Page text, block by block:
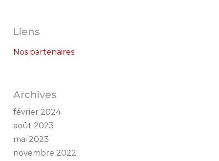
Liens
Nos partenaires
Archives
février 2024
août 2023
mai 2023
novembre 2022